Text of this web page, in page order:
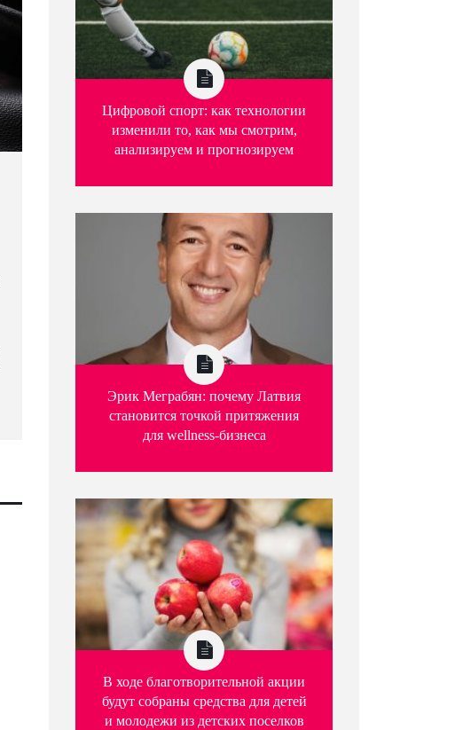
Цифровой спорт: как технологии
изменили то, как мы смотрим,
анализируем и прогнозируем
Эрик Меграбян: почему Латвия
становится точкой притяжения
для wellness-бизнеса
В ходе благотворительной акции
будут собраны средства для детей
и молодежи из детских поселков